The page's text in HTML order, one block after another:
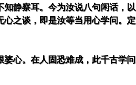
静察耳。今为汝说八句闲话，
之谈，即是汝等当用心学问。
心。在人固恐难成，此千古学